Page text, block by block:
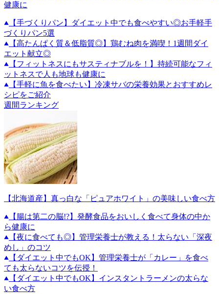
健康に
【手づくりパン】ダイエット中でも食べやすい◎お手軽手
づくりパン5選
【高たんぱく質＆低脂質◎】鶏むね肉を満喫！1週間ダイ
エット献立◎
【フィットネスにもサスティナブルを！】持続可能なフィ
ットネスで人も地球も健康に
【手軽に魚を食べたい】冷凍サバの栄養効果とおすすめレ
シピをご紹介
週間ランキング
【北海道産】真っ白な「ピュアホワイト」の美味しい食べ方
【腸は第二の脳!?】発酵食品をおいしく食べて身体の中か
ら健康に
【夜に食べても◎】管理栄養士が教える！太らない「深夜
めし」のコツ
【ダイエット中でもOK】管理栄養士が「カレー」を食べ
ても太らないコツを伝授！
【ダイエット中でもOK】インスタントラーメンの太らな
い食べ方